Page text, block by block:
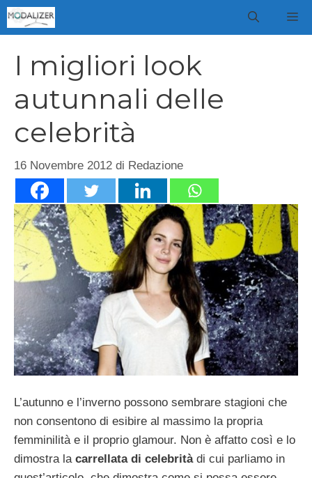
Vai
al
I migliori look
autunnali delle
celebrità
16 Novembre 2012 di Redazione
L’autunno e l’inverno possono sembrare stagioni che
non consentono di esibire al massimo la propria
femminilità e il proprio glamour. Non è affatto così e lo
dimostra la carrellata di celebritàdi cui parliamo in